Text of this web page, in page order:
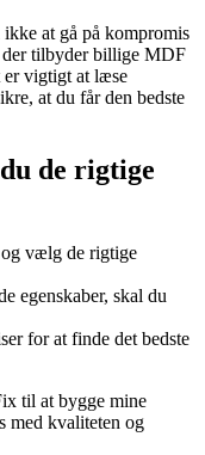
at gå på kompromis
der tilbyder billige MDF
er vigtigt at læse
at du får den bedste
de rigtige
vælg de rigtige
egenskaber, skal du
for at finde det bedste
til at bygge mine
med kvaliteten og